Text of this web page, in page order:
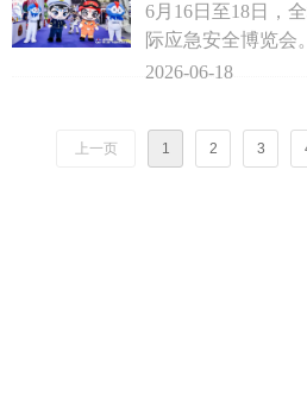
全方位探讨低空运
等多产业融合发展
彩亮相第九届
览会
6月16日至18日，
际应急安全博览会
装备、应急救援领
决方案，为行业搭
专业化平台。
2026-06-18
上一页 1 2 3